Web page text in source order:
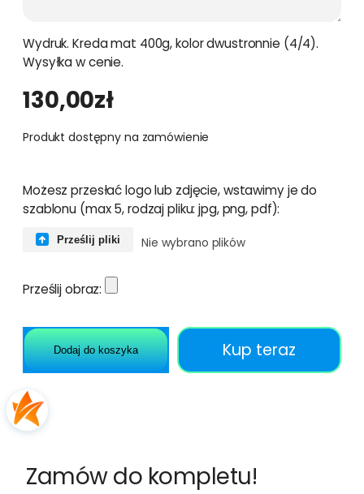
Wydruk. Kreda mat 400g, kolor dwustronnie (4/4).
Wysyłka w cenie.
130,00zł
Produkt dostępny na zamówienie
Możesz przesłać logo lub zdjęcie, wstawimy je do
szablonu (max 5, rodzaj pliku: jpg, png, pdf):
Prześlij pliki Nie wybrano plików
Prześlij obraz:
Dodaj do koszyka Kup teraz
Zamów do kompletu!